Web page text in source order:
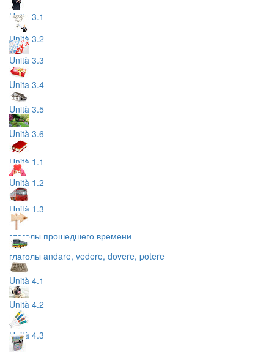
Unita 3.1
Unità 3.2
Unità 3.3
Unita 3.4
Unità 3.5
Unità 3.6
Unità 1.1
Unità 1.2
Unità 1.3
глаголы прошедшего времени
глаголы andare, vedere, dovere, potere
Unità 4.1
Unità 4.2
Unità 4.3